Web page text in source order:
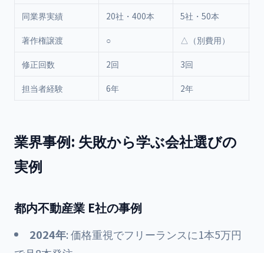
同業界実績 20社・400本 5社・50本
著作権譲渡 ○ △（別費用）
修正回数 2回 3回
担当者経験 6年 2年
業界事例: 失敗から学ぶ会社選びの
実例
都内不動産業 E社の事例
2024年: 価格重視でフリーランスに1本5万円